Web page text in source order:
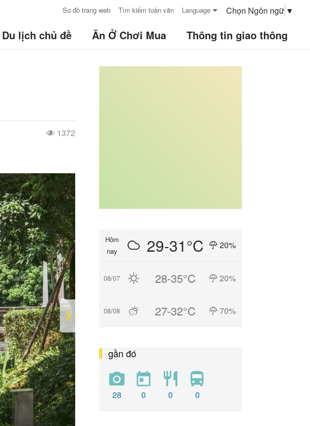
Sơ đồ trang web Tìm kiếm toàn văn Language Chọn Ngôn ngữ ▼
Du lịch chủ đề Ăn Ở Chơi Mua Thông tin giao thông
1372
Hôm
nay
29-31°C 20%
08/07 28-35°C 20%
08/08 27-32°C 70%
gần đó
28 0 0 0